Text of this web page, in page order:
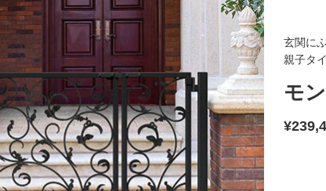
玄関に
親子タ
モ